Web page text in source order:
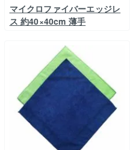
マイクロファイバーエッジレ
ス 約40×40cm 薄手